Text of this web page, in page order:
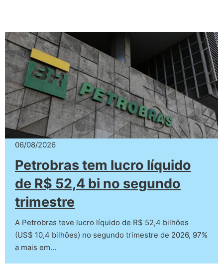
06/08/2026
Petrobras tem lucro líquido
de R$ 52,4 bi no segundo
trimestre
A Petrobras teve lucro líquido de R$ 52,4 bilhões
(US$ 10,4 bilhões) no segundo trimestre de 2026, 97%
a mais em…